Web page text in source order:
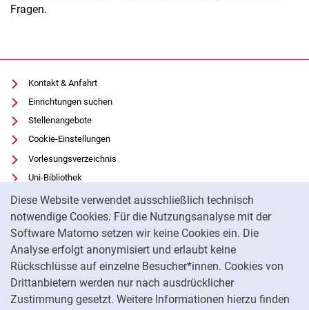
Diese Website verwendet ausschließlich technisch
notwendige Cookies. Für die Nutzungsanalyse mit der
Software Matomo setzen wir keine Cookies ein. Die
Analyse erfolgt anonymisiert und erlaubt keine
Rückschlüsse auf einzelne Besucher*innen. Cookies von
Drittanbietern werden nur nach ausdrücklicher
Zustimmung gesetzt. Weitere Informationen hierzu finden
Fragen.
Kontakt & Anfahrt
Einrichtungen suchen
Stellenangebote
Cookie-Einstellungen
Vorlesungsverzeichnis
Uni-Bibliothek
Moodle
Panopto
Datenschutz
Barrierefreiheit
Transparenter KI-Einsatz